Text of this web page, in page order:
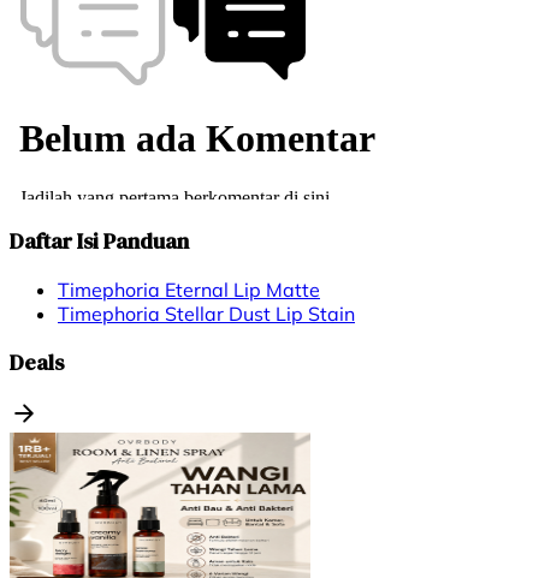
Daftar Isi Panduan
Timephoria Eternal Lip Matte
Timephoria Stellar Dust Lip Stain
Deals